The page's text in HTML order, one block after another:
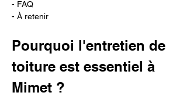
- FAQ
- À retenir
Pourquoi l'entretien de
toiture est essentiel à
Mimet ?